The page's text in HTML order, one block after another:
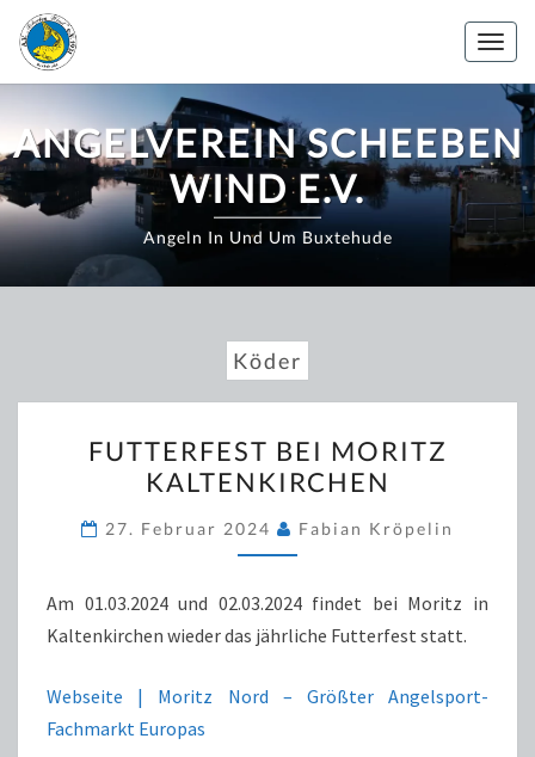
Zum
Inhalt
springen
ANGELVEREIN SCHEEBEN
WIND E.V.
Angeln In Und Um Buxtehude
Köder
BEI
MORITZ
KALTENKIRCHEN
FUTTERFEST BEI MORITZ
KALTENKIRCHEN
27. Februar 2024 Fabian Kröpelin
Am 01.03.2024 und 02.03.2024 findet bei Moritz in
Kaltenkirchen wieder das jährliche Futterfest statt.
Webseite | Moritz Nord – Größter Angelsport-
Fachmarkt Europas